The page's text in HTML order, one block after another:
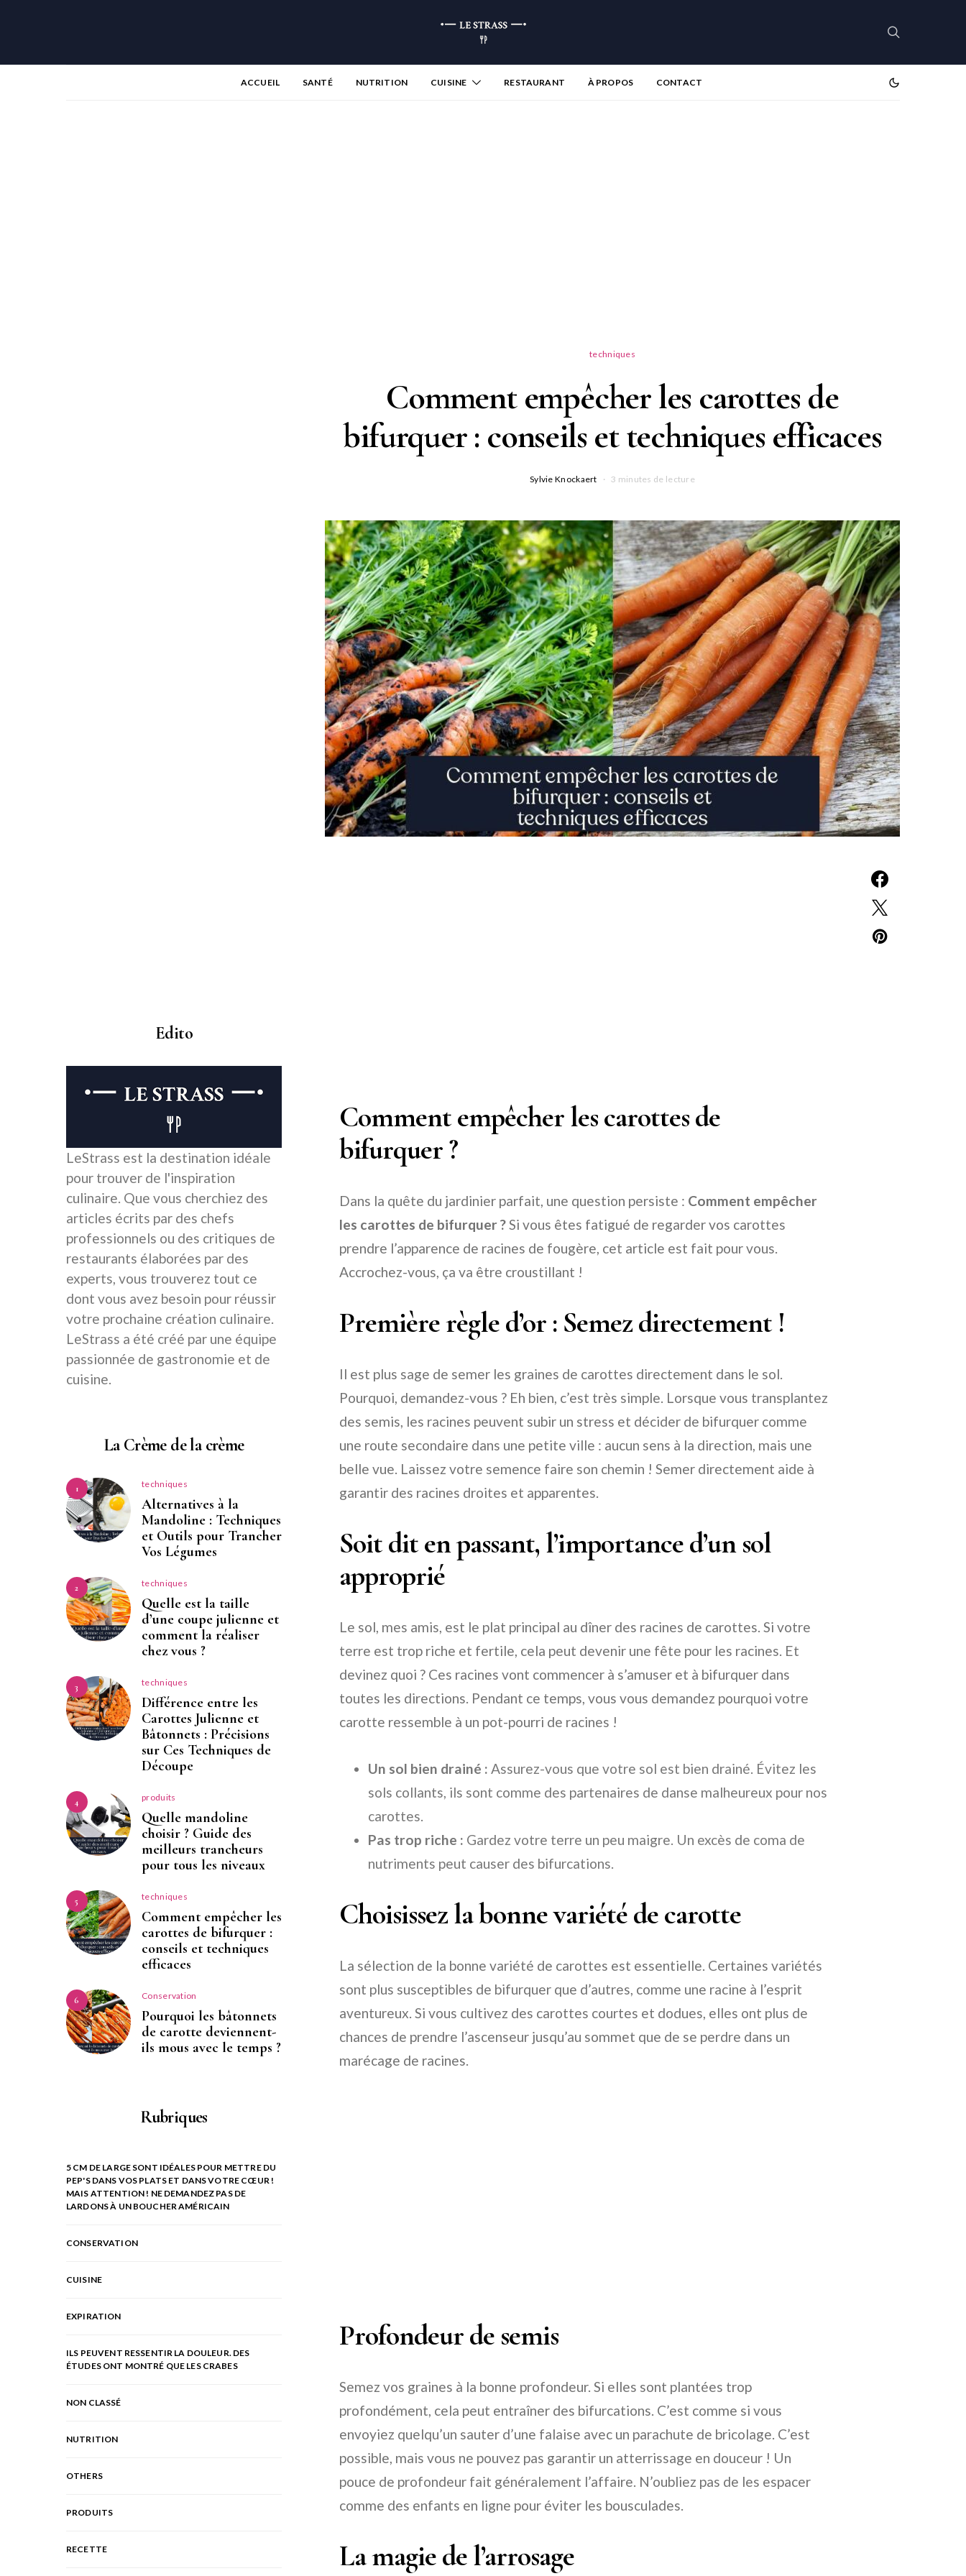
ACCUEIL SANTÉ NUTRITION CUISINE RESTAURANT À PROPOS CONTACT
techniques
Comment empêcher les carottes de
bifurquer : conseils et techniques efficaces
Sylvie Knockaert 3 minutes de lecture
Comment empêcher les carottes de
bifurquer ?
Dans la quête du jardinier parfait, une question persiste : Comment empêcher
les carottes de bifurquer ?Si vous êtes fatigué de regarder vos carottes
prendre l’apparence de racines de fougère, cet article est fait pour vous.
Accrochez-vous, ça va être croustillant !
Première règle d’or : Semez directement !
Il est plus sage de semer les graines de carottes directement dans le sol.
Pourquoi, demandez-vous ? Eh bien, c’est très simple. Lorsque vous transplantez
des semis, les racines peuvent subir un stress et décider de bifurquer comme
une route secondaire dans une petite ville : aucun sens à la direction, mais une
belle vue. Laissez votre semence faire son chemin ! Semer directement aide à
garantir des racines droites et apparentes.
Soit dit en passant, l’importance d’un sol
approprié
Le sol, mes amis, est le plat principal au dîner des racines de carottes. Si votre
terre est trop riche et fertile, cela peut devenir une fête pour les racines. Et
devinez quoi ? Ces racines vont commencer à s’amuser et à bifurquer dans
toutes les directions. Pendant ce temps, vous vous demandez pourquoi votre
carotte ressemble à un pot-pourri de racines !
Un sol bien drainé : Assurez-vous que votre sol est bien drainé. Évitez les
sols collants, ils sont comme des partenaires de danse malheureux pour nos
carottes.
Pas trop riche : Gardez votre terre un peu maigre. Un excès de coma de
nutriments peut causer des bifurcations.
Choisissez la bonne variété de carotte
La sélection de la bonne variété de carottes est essentielle. Certaines variétés
sont plus susceptibles de bifurquer que d’autres, comme une racine à l’esprit
aventureux. Si vous cultivez des carottes courtes et dodues, elles ont plus de
chances de prendre l’ascenseur jusqu’au sommet que de se perdre dans un
marécage de racines.
Profondeur de semis
Semez vos graines à la bonne profondeur. Si elles sont plantées trop
profondément, cela peut entraîner des bifurcations. C’est comme si vous
envoyiez quelqu’un sauter d’une falaise avec un parachute de bricolage. C’est
possible, mais vous ne pouvez pas garantir un atterrissage en douceur ! Un
pouce de profondeur fait généralement l’affaire. N’oubliez pas de les espacer
comme des enfants en ligne pour éviter les bousculades.
La magie de l’arrosage
Edito
LeStrass est la destination idéale
pour trouver de l'inspiration
culinaire. Que vous cherchiez des
articles écrits par des chefs
professionnels ou des critiques de
restaurants élaborées par des
experts, vous trouverez tout ce
dont vous avez besoin pour réussir
votre prochaine création culinaire.
LeStrass a été créé par une équipe
passionnée de gastronomie et de
cuisine.
La Crème de la crème
1 techniques
Alternatives à la
Mandoline : Techniques
et Outils pour Trancher
Vos Légumes
2 techniques
Quelle est la taille
d’une coupe julienne et
comment la réaliser
chez vous ?
3 techniques
Différence entre les
Carottes Julienne et
Bâtonnets : Précisions
sur Ces Techniques de
Découpe
4 produits
Quelle mandoline
choisir ? Guide des
meilleurs trancheurs
pour tous les niveaux
5 techniques
Comment empêcher les
carottes de bifurquer :
conseils et techniques
efficaces
6 Conservation
Pourquoi les bâtonnets
de carotte deviennent-
ils mous avec le temps ?
Rubriques
5 CM DE LARGE SONT IDÉALES POUR METTRE DU
PEP'S DANS VOS PLATS ET DANS VOTRE CŒUR !
MAIS ATTENTION ! NE DEMANDEZ PAS DE
LARDONS À UN BOUCHER AMÉRICAIN
CONSERVATION
CUISINE
EXPIRATION
ILS PEUVENT RESSENTIR LA DOULEUR. DES
ÉTUDES ONT MONTRÉ QUE LES CRABES
NON CLASSÉ
NUTRITION
OTHERS
PRODUITS
RECETTE